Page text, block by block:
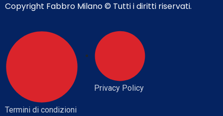
Copyright Fabbro Milano © Tutti i diritti riservati.
Termini di condizioni
Privacy Policy